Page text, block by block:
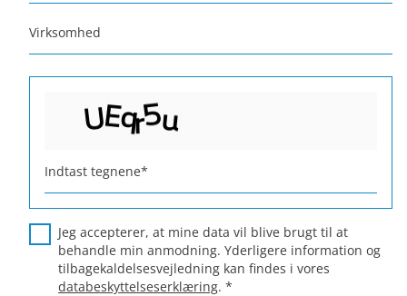
Virksomhed
Indtast tegnene*
Jeg accepterer, at mine data vil blive brugt til at
behandle min anmodning. Yderligere information og
tilbagekaldelsesvejledning kan findes i vores
databeskyttelseserklæring. *